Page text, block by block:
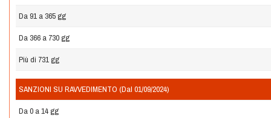
Da 91 a 365 gg
Da 366 a 730 gg
Più di 731 gg
SANZIONI SU RAVVEDIMENTO (Dal 01/09/2024)
Da 0 a 14 gg